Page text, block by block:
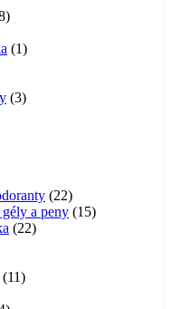
8
11
33
2222
produktov
a peny 1515
2222
1111